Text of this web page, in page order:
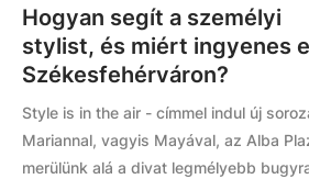
Hogyan segít a személyi
stylist, és miért ingyenes
Székesfehérváron?
Style is in the air - címmel indul új
Mariannal, vagyis Mayával, az Alba
merülünk alá a divat legmélyebb